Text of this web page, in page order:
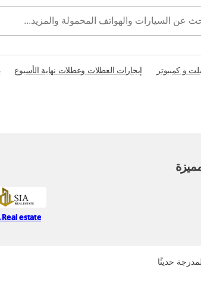
و كمبيوتر إيجارات العطلات وعطلات نهاية الأسبوع
Real estate
حديثًا